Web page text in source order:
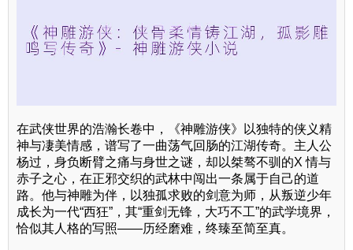
在武侠世界的浩瀚长卷中，《神雕游侠》以独特的侠义精
神与凄美情感，谱写了一曲荡气回肠的江湖传奇。主人公
杨过，身负断臂之痛与身世之谜，却以桀骜不驯的X 情与
赤子之心，在正邪交织的武林中闯出一条属于自己的道
路。他与神雕为伴，以独孤求败的剑意为师，从叛逆少年
成长为一代“西狂”，其“重剑无锋，大巧不工”的武学境界，
恰似其人格的写照——历经磨难，终臻至简至真。